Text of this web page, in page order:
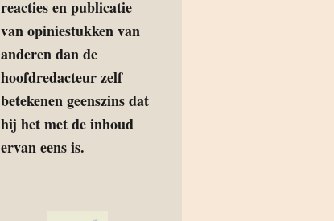
reacties en publicatie
van opiniestukken van
anderen dan de
hoofdredacteur zelf
betekenen geenszins dat
hij het met de inhoud
ervan eens is.